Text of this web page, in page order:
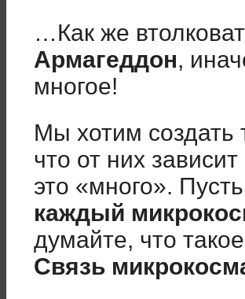
…Как же
Армагеддон,
многое!
Мы хотим создать
что от них
это «много».
каждый
думайте, что
Связь